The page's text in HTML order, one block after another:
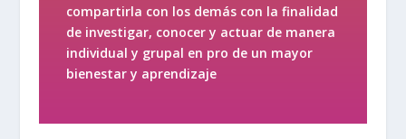
compartirla con los demás con la finalidad
de investigar, conocer y actuar de manera
individual y grupal en pro de un mayor
bienestar y aprendizaje